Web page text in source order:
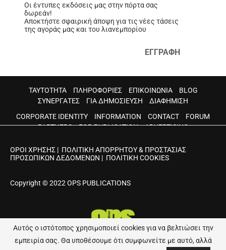
Οι έντυπες εκδόσεις μας στην πόρτα σας
δωρεάν!
Αποκτήστε σφαιρική άποψη για τις νέες τάσεις
της αγοράς μας και του λιανεμπορίου
ΕΓΓΡΑΦΗ
ΤΑΥΤΟΤΗΤΑ ΠΛΗΡΟΦΟΡΙΕΣ ΕΠΙΚΟΙΝΩΝΙΑ
BLOG
ΣΥΝΕΡΓΑΤΕΣ
ΓΙΑ ΔΗΜΟΣΙΕΥΣΗ
ΔΙΑΦΗΜΙΣΗ
CORPORATE IDENTITY
INFORMATION CONTACT
FORUM
PARTNERS
FOR PUBLICATION ADVERTISING
ΟΡΟΙ ΧΡΗΣΗΣ | ΠΟΛΙΤΙΚΗ ΑΠΟΡΡΗΤΟΥ & ΠΡΟΣΤΑΣΙΑΣ
ΠΡΟΣΩΠΙΚΩΝ ΔΕΔΟΜΕΝΩΝ | ΠΟΛΙΤΙΚΗ COOKIES
Copyright © 2022 OPS PUBLICATIONS
Αυτός ο ιστότοπος χρησιμοποιεί cookies για να βελτιώσει την
εμπειρία σας. Θα υποθέσουμε ότι συμφωνείτε με αυτό, αλλά